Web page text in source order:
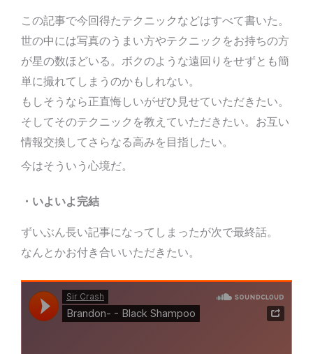
この記事で今回得たテクニックなどはすべて書いた。
世の中には写真のうまい方やテクニックをお持ちの方
が星の数ほどいる。ボクのような遠回りをせずとも簡
単に撮れてしまうのかもしれない。
もしそうなら正直悔しいがぜひ見せていただきたい。
そしてそのテクニックを教えていただきたい。お互い
情報交換してさらなる高みを目指したい。
今はそういう心境だ。
・いよいよ完結
ずいぶん長い記事になってしまったが次で最終話。
なんとかお付き合いいただきたい。